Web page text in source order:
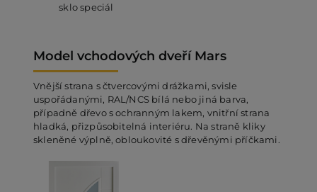
sklo speciál
Model vchodových dveří Mars
Vnější strana s čtvercovými drážkami, svisle
uspořádanými, RAL/NCS bílá nebo jiná barva,
případně dřevo s ochranným lakem, vnitřní strana
hladká, přizpůsobitelná interiéru. Na straně kliky
skleněné výplně, obloukovité s dřevěnými příčkami.